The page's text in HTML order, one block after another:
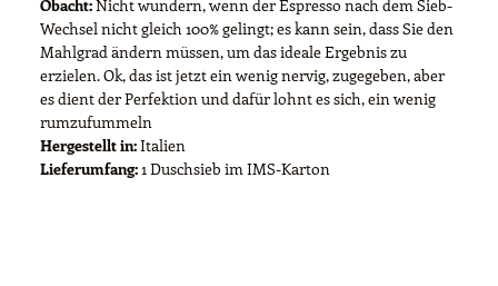
Obacht:Nicht wundern, wenn der Espresso nach dem Sieb-
Wechsel nicht gleich 100% gelingt; es kann sein, dass Sie den
Mahlgrad ändern müssen, um das ideale Ergebnis zu
erzielen. Ok, das ist jetzt ein wenig nervig, zugegeben, aber
es dient der Perfektion und dafür lohnt es sich, ein wenig
rumzufummeln
Hergestellt in:Italien
Lieferumfang:1 Duschsieb im IMS-Karton